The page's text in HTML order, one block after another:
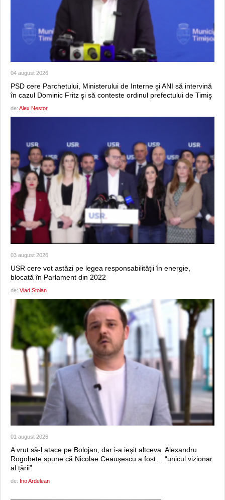
04 august 2026
PSD cere Parchetului, Ministerului de Interne şi ANI să intervină
în cazul Dominic Fritz şi să conteste ordinul prefectului de Timiş
de: Alex Nestor
03 august 2026
USR cere vot astăzi pe legea responsabilității în energie,
blocată în Parlament din 2022
de: Vlad Stoian
01 august 2026
A vrut să-l atace pe Bolojan, dar i-a ieşit altceva. Alexandru
Rogobete spune că Nicolae Ceauşescu a fost… “unicul vizionar
al țării”
de: Ino Ardelean